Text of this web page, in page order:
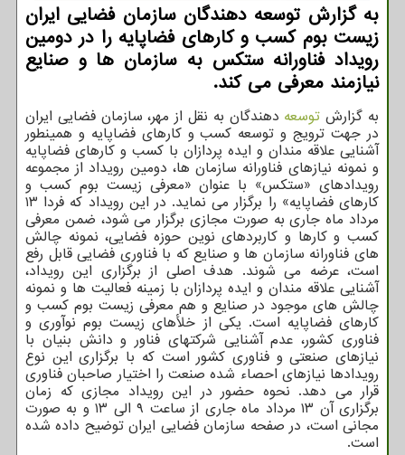
به گزارش توسعه دهندگان سازمان فضایی ایران
زیست بوم کسب و کارهای فضاپایه را در دومین
رویداد فناورانه ستکس به سازمان ها و صنایع
نیازمند معرفی می کند.
به گزارش توسعه دهندگان به نقل از مهر، سازمان فضایی ایران
در جهت ترویج و توسعه کسب و کارهای فضاپایه و همینطور
آشنایی علاقه مندان و ایده پردازان با کسب و کارهای فضاپایه
و نمونه نیازهای فناورانه سازمان ها، دومین رویداد از مجموعه
رویدادهای «ستکس» با عنوان «معرفی زیست بوم کسب و
کارهای فضاپایه» را برگزار می نماید. در این رویداد که فردا ۱۳
مرداد ماه جاری به صورت مجازی برگزار می شود، ضمن معرفی
کسب و کارها و کاربردهای نوین حوزه فضایی، نمونه چالش
های فناورانه سازمان ها و صنایع که با فناوری فضایی قابل رفع
است، عرضه می شوند. هدف اصلی از برگزاری این رویداد،
آشنایی علاقه مندان و ایده پردازان با زمینه فعالیت ها و نمونه
چالش های موجود در صنایع و هم معرفی زیست بوم کسب و
کارهای فضاپایه است. یکی از خلأهای زیست بوم نوآوری و
فناوری کشور، عدم آشنایی شرکتهای فناور و دانش بنیان با
نیازهای صنعتی و فناوری کشور است که با برگزاری این نوع
رویدادها نیازهای احصاء شده صنعت را اختیار صاحبان فناوری
قرار می دهد. نحوه حضور در این رویداد مجازی که زمان
برگزاری آن ۱۳ مرداد ماه جاری از ساعت ۹ الی ۱۳ و به صورت
مجانی است، در صفحه سازمان فضایی ایران توضیح داده شده
است.